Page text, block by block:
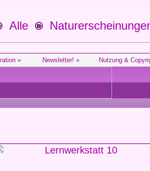
Alle
» Newsletter! » Nutzung &